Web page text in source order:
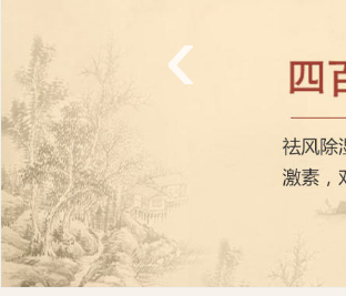
科
技
发
展
有
‹